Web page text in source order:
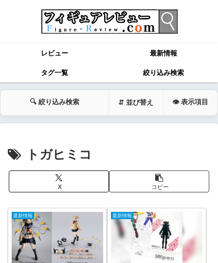
レビュー 最新情報
タグ一覧 絞り込み検索
🔍 絞り込み検索 ⇵ 並び替え 👁 表示項目
トガヒミコ
X コピー
最新情報 最新情報